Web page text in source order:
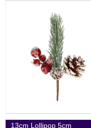
13cm Lollipop 5cm